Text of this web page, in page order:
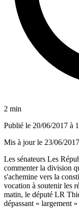
2 min
Publié le 20/06/2017 à
Mis à jour le 23/06/
Les sénateurs Les
commenter la division
s'achemine vers la
vocation à soutenir les
matin, le député LR
dépassant « largement